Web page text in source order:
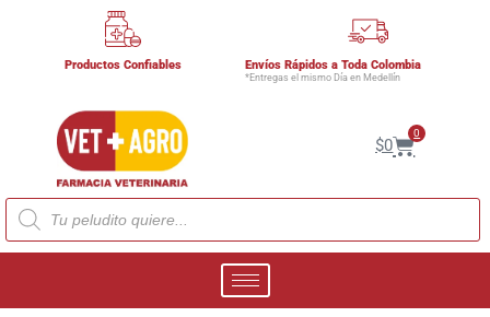
Productos Confiables Envíos Rápidos a Toda Colombia
*Entregas el mismo Día en Medellín
$0
0